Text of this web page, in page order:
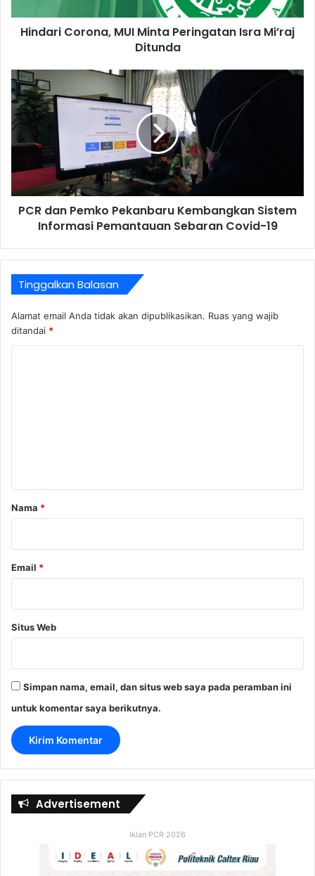
Hindari Corona, MUI Minta Peringatan Isra Mi’raj
Ditunda
PCR dan Pemko Pekanbaru Kembangkan Sistem
Informasi Pemantauan Sebaran Covid-19
Tinggalkan Balasan
Alamat email Anda tidak akan dipublikasikan. Ruas yang wajib
ditandai *
r
Nama *
Email *
Situs Web
Simpan nama, email, dan situs web saya pada peramban ini
untuk komentar saya berikutnya.
Advertisement
Iklan PCR 2026